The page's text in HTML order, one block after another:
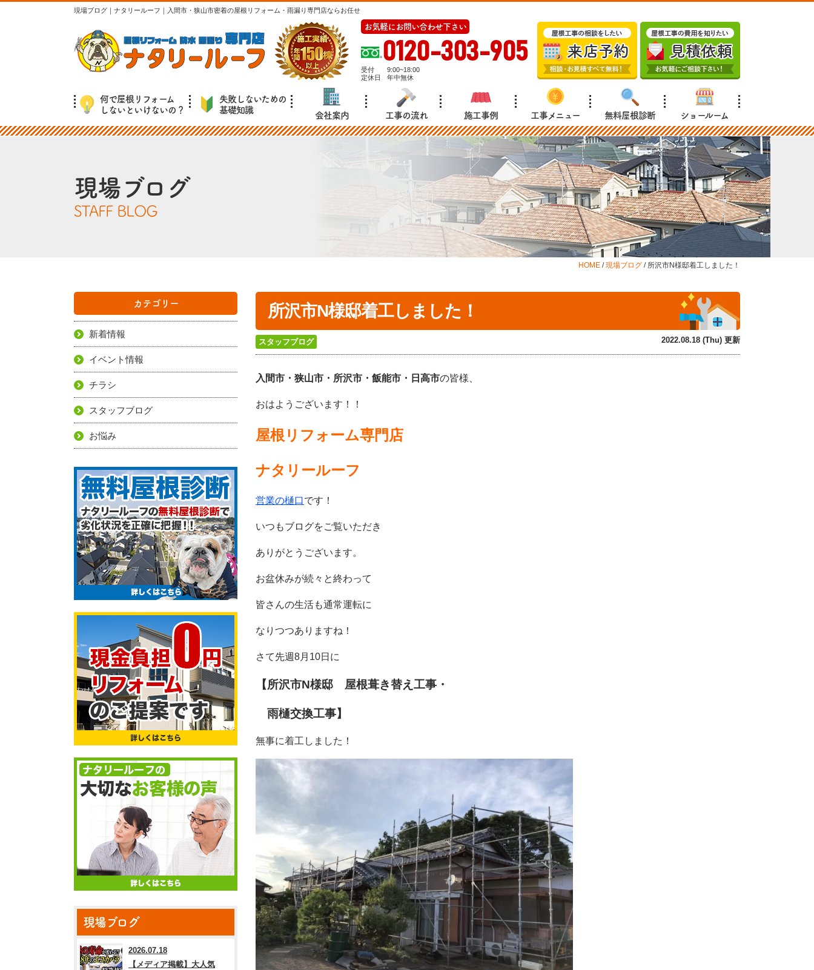
現場ブログ｜ナタリールーフ｜入間市・狭山市密着の屋根リフォーム・雨漏り専門店ならお任せ
お気軽にお問い合わせ下さい
0120-303-905
受付
9:00~18:00
定休日
年中無休
何で屋根リフォーム
しないといけないの？
失敗しないための
基礎知識
会社案内 工事の流れ 施工事例 工事メニュー 無料屋根診断 ショールーム
現場ブログ
STAFF BLOG
HOME /現場ブログ / 所沢市N様邸着工しました！
所沢市N様邸着工しました！
スタッフブログ 2022.08.18 (Thu) 更新
入間市・狭山市・所沢市・飯能市・日高市の皆様、
おはようございます！！
屋根リフォーム専門店
ナタリールーフ
営業の樋口です！
いつもブログをご覧いただき
ありがとうございます。
お盆休みが続々と終わって
皆さんの生活も通常運転に
なりつつありますね！
さて先週8月10日に
【所沢市N様邸 屋根葺き替え工事・
雨樋交換工事】
無事に着工しました！
カテゴリー
新着情報
イベント情報
チラシ
スタッフブログ
お悩み
現場ブログ
2026.07.18
【メディア掲載】大人気